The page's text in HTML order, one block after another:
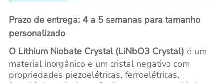
Prazo de entrega: 4 a 5 semanas para tamanho
personalizado
O Lithium Niobate Crystal (LiNbO3 Crystal) é um
material inorgânico e um cristal negativo com
propriedades piezoelétricas, ferroelétricas,